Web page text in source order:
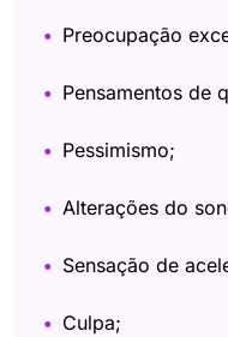
Preocupação
Pensamentos de
Pessimismo;
Alterações do
Sensação de
Culpa;